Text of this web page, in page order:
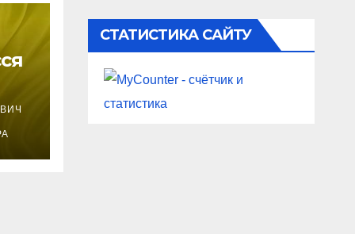
СТАТИСТИКА САЙТУ